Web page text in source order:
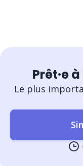
Prêt·e
Le plus